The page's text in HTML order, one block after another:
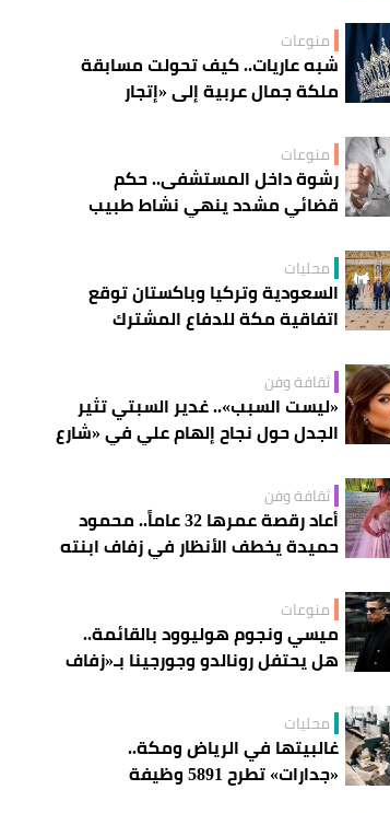
منوعات
شبه عاريات.. كيف تحولت مسابقة
ملكة جمال عربية إلى «إتجار
منوعات
رشوة داخل المستشفى.. حكم
قضائي مشدد ينهي نشاط طبيب
محليات
السعودية وتركيا وباكستان توقع
اتفاقية مكة للدفاع المشترك
ثقافة وفن
«ليست السبب».. غدير السبتي تثير
الجدل حول نجاح إلهام علي في «شارع
ثقافة وفن
أعاد رقصة عمرها 32 عاماً.. محمود
حميدة يخطف الأنظار في زفاف ابنته
منوعات
ميسي ونجوم هوليوود بالقائمة..
هل يحتفل رونالدو وجورجينا بـ«زفاف
محليات
غالبيتها في الرياض ومكة..
«جدارات» تطرح 5891 وظيفة